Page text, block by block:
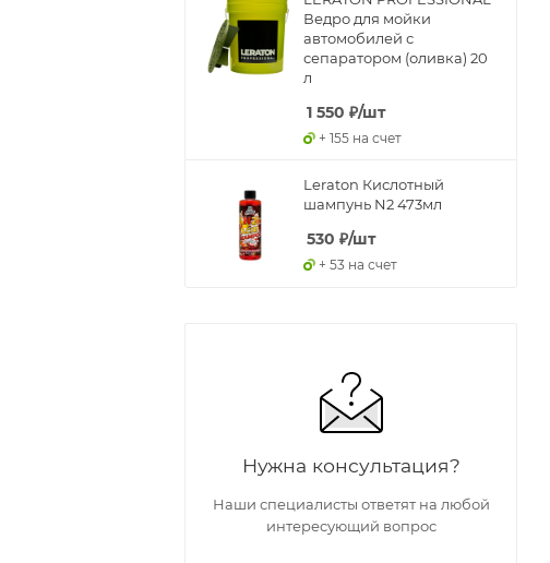
Ведро для мойки
автомобилей с
сепаратором (оливка) 20
л
1 550 ₽/шт
+ 155 на счет
Leraton Кислотный
шампунь N2 473мл
530 ₽/шт
+ 53 на счет
Нужна консультация?
Наши специалисты ответят на любой
интересующий вопрос